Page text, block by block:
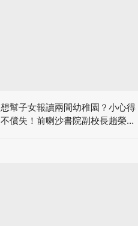
想幫子女報讀兩間幼稚園？小心得
不償失！前喇沙書院副校長趙榮